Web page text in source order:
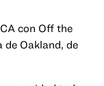
con Off the
Oakland, de